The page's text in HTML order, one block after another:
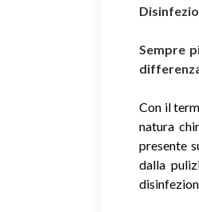
Sempre
Con il
natura
presente
dalla